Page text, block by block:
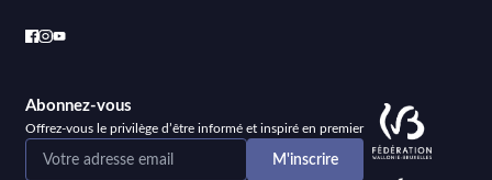
Abonnez-vous
Offrez-vous le privilège d’être informé et inspiré en premier